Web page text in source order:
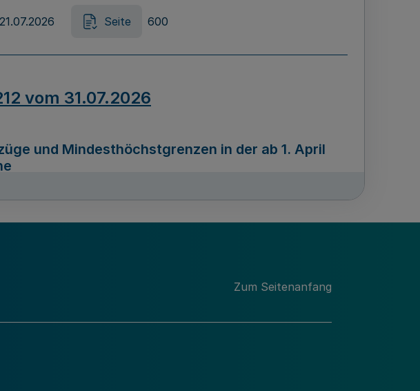
21.07.2026 Seite 600
vom 31.07.2026
und Mindesthöchstgrenzen in der ab 1. April
des Förderprogramms „Mittelstand Innovativ &
Zum Seitenanfang